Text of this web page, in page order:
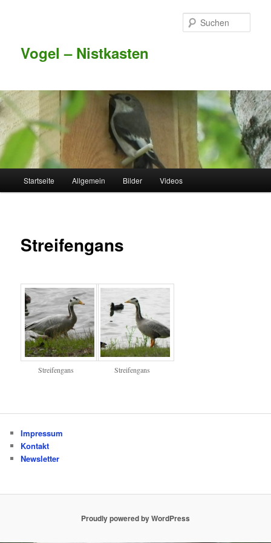
Vogel – Nistkasten
Zum Inhalt wechseln
Zum sekundären Inhalt wechseln
Startseite Allgemein Bilder Videos
Streifengans
Streifengans Streifengans
Impressum
Kontakt
Newsletter
Proudly powered by WordPress